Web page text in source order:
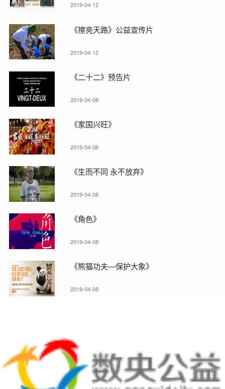
2019-04-12
《擦亮天路》公益宣传片
2019-04-12
《二十二》预告片
2019-04-08
《家国兴旺》
2019-04-08
《生而不同 永不放弃》
2019-04-08
《角色》
2019-04-08
《熊猫功夫—保护大象》
2019-04-08